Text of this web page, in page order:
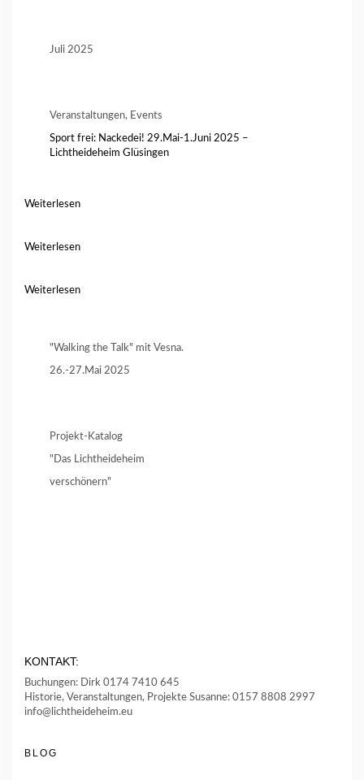
Juli 2025
Veranstaltungen, Events
Sport frei: Nackedei! 29.Mai-1.Juni 2025 –
Lichtheideheim Glüsingen
Weiterlesen
Weiterlesen
Weiterlesen
"Walking the Talk" mit Vesna.
26.-27.Mai 2025
Projekt-Katalog
"Das Lichtheideheim
verschönern"
KONTAKT:
Buchungen: Dirk 0174 7410 645
Historie, Veranstaltungen, Projekte Susanne: 0157 8808 2997
info@lichtheideheim.eu
BLOG